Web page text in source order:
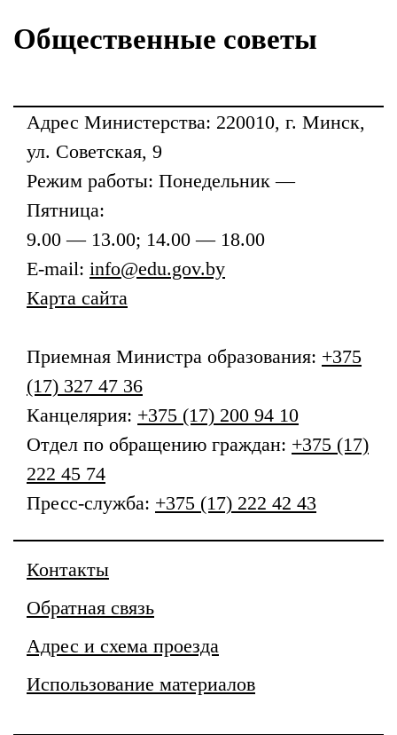
Общественные советы
Адрес Министерства: 220010, г. Минск,
ул. Советская, 9
Режим работы: Понедельник —
Пятница:
9.00 — 13.00; 14.00 — 18.00
E-mail: info@edu.gov.by
Карта сайта
Приемная Министра образования: +375
(17) 327 47 36
Канцелярия: +375 (17) 200 94 10
Отдел по обращению граждан: +375 (17)
222 45 74
Пресс-служба: +375 (17) 222 42 43
Контакты
Обратная связь
Адрес и схема проезда
Использование материалов